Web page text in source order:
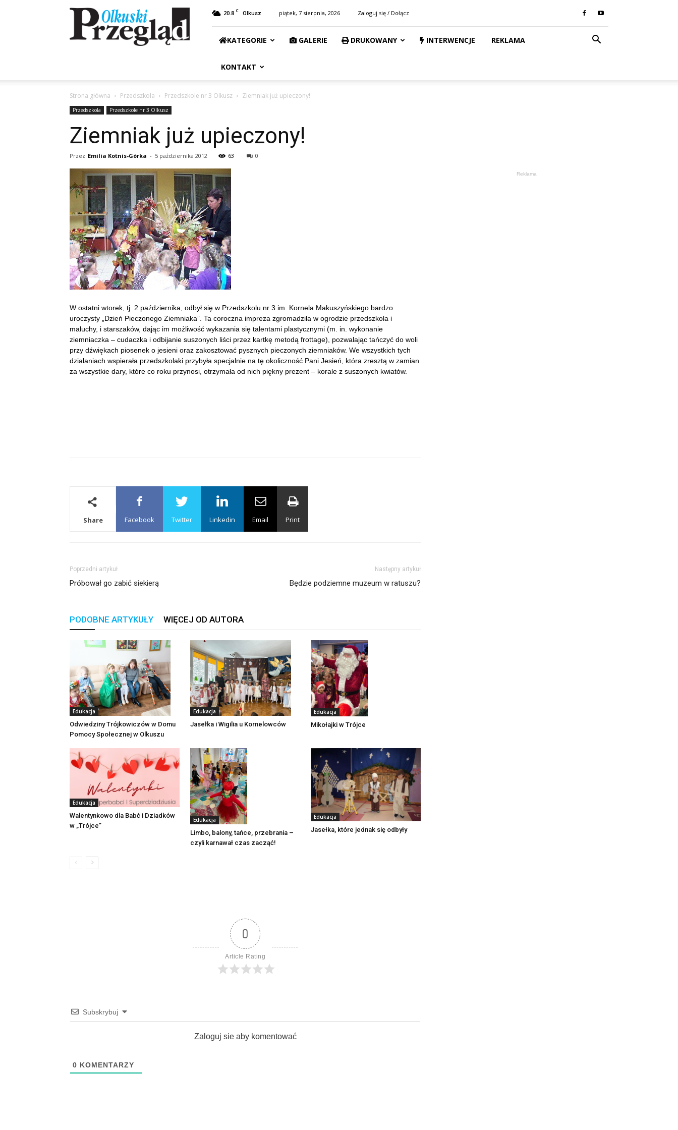
Przegląd
Olkuski
20.8 C Olkusz piątek, 7 sierpnia, 2026 Zaloguj się / Dołącz
KATEGORIE GALERIE DRUKOWANY INTERWENCJE REKLAMA
KONTAKT
Strona główna Przedszkola Przedszkole nr 3 Olkusz Ziemniak już upieczony!
Przedszkola Przedszkole nr 3 Olkusz
Ziemniak już upieczony!
Przez Emilia Kotnis-Górka - 5 października 2012 63 0
W ostatni wtorek, tj. 2 października, odbył się w Przedszkolu nr 3 im. Kornela Makuszyńskiego bardzo
uroczysty „Dzień Pieczonego Ziemniaka”. Ta coroczna impreza zgromadziła w ogrodzie przedszkola i
maluchy, i starszaków, dając im możliwość wykazania się talentami plastycznymi (m. in. wykonanie
ziemniaczka – cudaczka i odbijanie suszonych liści przez kartkę metodą frottage), pozwalając tańczyć do woli
przy dźwiękach piosenek o jesieni oraz zakosztować pysznych pieczonych ziemniaków. We wszystkich tych
działaniach wspierała przedszkolaki przybyła specjalnie na tę okoliczność Pani Jesień, która zresztą w zamian
za wszystkie dary, które co roku przynosi, otrzymała od nich piękny prezent – korale z suszonych kwiatów.
Share Facebook Twitter Linkedin Email Print
Poprzedni artykuł
Próbował go zabić siekierą
Następny artykuł
Będzie podziemne muzeum w ratuszu?
PODOBNE ARTYKUŁY WIĘCEJ OD AUTORA
Edukacja
Odwiedziny Trójkowiczów w Domu
Pomocy Społecznej w Olkuszu
Edukacja
Jasełka i Wigilia u Kornelowców
Edukacja
Mikołajki w Trójce
Edukacja
Walentynkowo dla Babć i Dziadków
w „Trójce”
Edukacja
Limbo, balony, tańce, przebrania –
czyli karnawał czas zacząć!
Edukacja
Jasełka, które jednak się odbyły
0
Article Rating
Subskrybuj
Zaloguj sie aby komentować
0 KOMENTARZY
Reklama